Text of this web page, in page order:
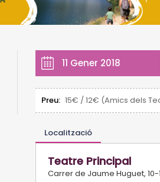
11 Gener 2018
Preu: 15€ / 12€ (Amics dels
Localització
Teatre Principal
Carrer de Jaume Huguet, 10-